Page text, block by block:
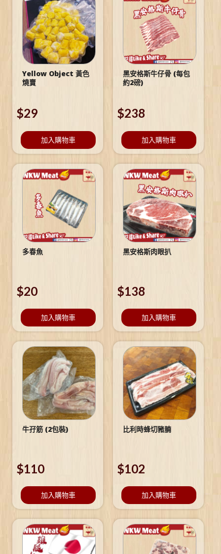
Yellow Object 黃色
燒賣
$29
加入購物車
黑安格斯牛仔骨 (每包
約2磅)
$238
加入購物車
多春魚
$20
加入購物車
黑安格斯肉眼扒
$138
加入購物車
牛孖筋 (2包裝)
$110
加入購物車
比利時蜂切豬腩
$102
加入購物車